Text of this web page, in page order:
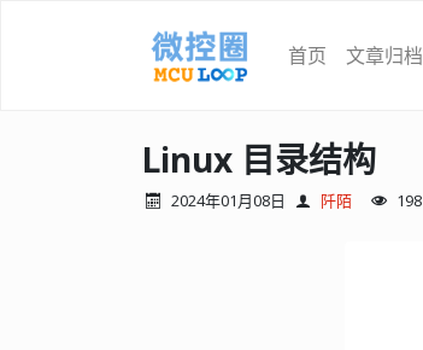
首页 文章归档
Linux 目录结构
2024年01月08日 阡陌 198